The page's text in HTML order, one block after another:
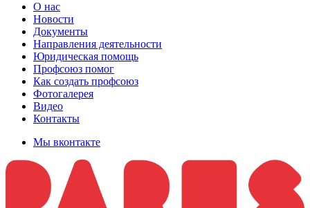
О нас
Новости
Документы
Направления деятельности
Юридическая помощь
Профсоюз помог
Как создать профсоюз
Фотогалерея
Видео
Контакты
Мы вконтакте